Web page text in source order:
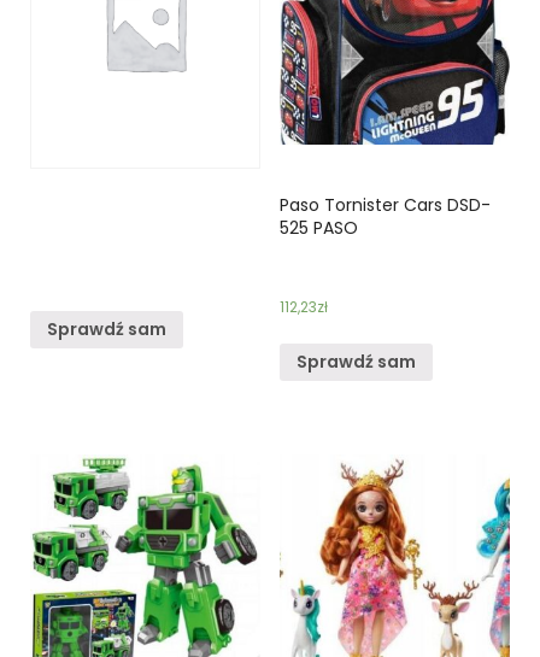
Sprawdź sam
Paso Tornister Cars DSD-
525 PASO
112,23zł
Sprawdź sam